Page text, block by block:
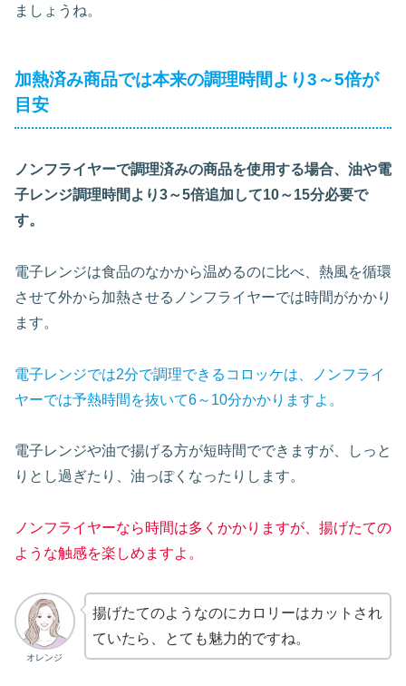
ましょうね。
加熱済み商品では本来の調理時間より3～5倍が
目安
ノンフライヤーで調理済みの商品を使用する場合、油や電
子レンジ調理時間より3～5倍追加して10～15分必要で
す。
電子レンジは食品のなかから温めるのに比べ、熱風を循環
させて外から加熱させるノンフライヤーでは時間がかかり
ます。
電子レンジでは2分で調理できるコロッケは、ノンフライ
ヤーでは予熱時間を抜いて6～10分かかりますよ。
電子レンジや油で揚げる方が短時間でできますが、しっと
りとし過ぎたり、油っぽくなったりします。
ノンフライヤーなら時間は多くかかりますが、揚げたての
ような触感を楽しめますよ。
オレンジ
揚げたてのようなのにカロリーはカットされ
ていたら、とても魅力的ですね。